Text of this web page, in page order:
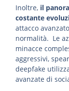
Inoltre, il
costante
attacco
normalità. Le
minacce
aggressivi,
deepfake
avanzate di